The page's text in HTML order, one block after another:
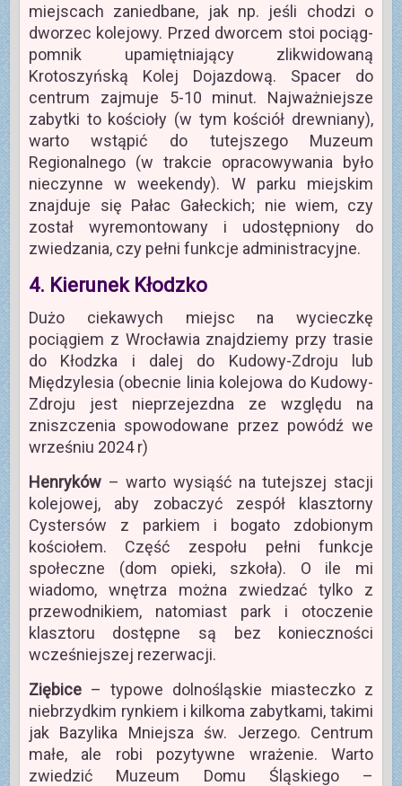
miejscach zaniedbane, jak np. jeśli chodzi o
dworzec kolejowy. Przed dworcem stoi pociąg-
pomnik upamiętniający zlikwidowaną
Krotoszyńską Kolej Dojazdową. Spacer do
centrum zajmuje 5-10 minut. Najważniejsze
zabytki to kościoły (w tym kościół drewniany),
warto wstąpić do tutejszego Muzeum
Regionalnego (w trakcie opracowywania było
nieczynne w weekendy). W parku miejskim
znajduje się Pałac Gałeckich; nie wiem, czy
został wyremontowany i udostępniony do
zwiedzania, czy pełni funkcje administracyjne.
4. Kierunek Kłodzko
Dużo ciekawych miejsc na wycieczkę
pociągiem z Wrocławia znajdziemy przy trasie
do Kłodzka i dalej do Kudowy-Zdroju lub
Międzylesia (obecnie linia kolejowa do Kudowy-
Zdroju jest nieprzejezdna ze względu na
zniszczenia spowodowane przez powódź we
wrześniu 2024 r)
Henryków– warto wysiąść na tutejszej stacji
kolejowej, aby zobaczyć zespół klasztorny
Cystersów z parkiem i bogato zdobionym
kościołem. Część zespołu pełni funkcje
społeczne (dom opieki, szkoła). O ile mi
wiadomo, wnętrza można zwiedzać tylko z
przewodnikiem, natomiast park i otoczenie
klasztoru dostępne są bez konieczności
wcześniejszej rezerwacji.
Ziębice– typowe dolnośląskie miasteczko z
niebrzydkim rynkiem i kilkoma zabytkami, takimi
jak Bazylika Mniejsza św. Jerzego. Centrum
małe, ale robi pozytywne wrażenie. Warto
zwiedzić Muzeum Domu Śląskiego –